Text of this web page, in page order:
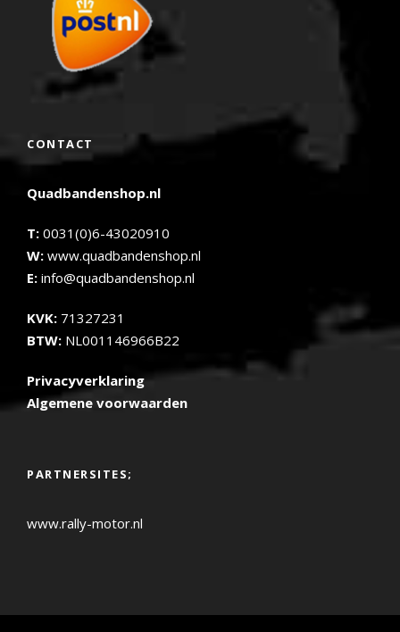
CONTACT
Quadbandenshop.nl
T: 0031(0)6-43020910
W: www.quadbandenshop.nl
E: info@quadbandenshop.nl
KVK: 71327231
BTW: NL001146966B22
Privacyverklaring
Algemene voorwaarden
PARTNERSITES;
www.rally-motor.nl